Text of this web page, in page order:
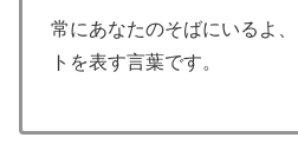
常にあなたのそばにいるよ
トを表す言葉です。